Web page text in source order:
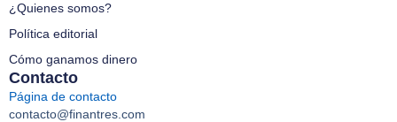
¿Quienes somos?
Política editorial
Cómo ganamos dinero
Contacto
Página de contacto
contacto@finantres.com